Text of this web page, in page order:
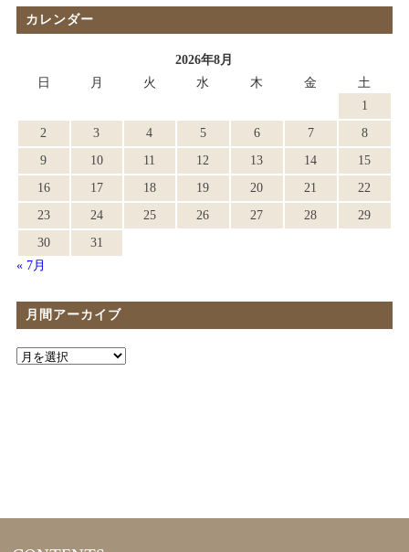
カレンダー
2026年8月
日
月 火 水 木 金
土
1
2
3 4 5 6 7
8
9
10 11 12 13 14
15
16
17 18 19 20 21
22
23
24 25 26 27 28
29
30
31
« 7月
月間アーカイブ